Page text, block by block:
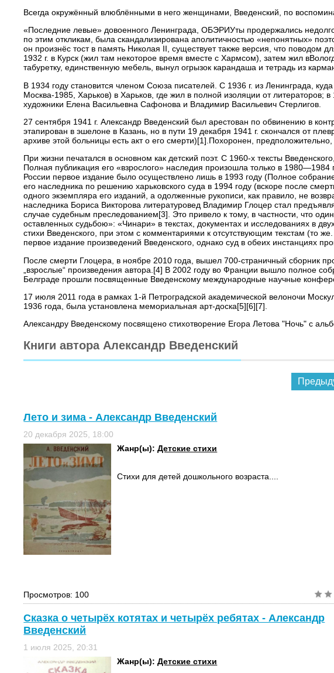
Всегда окружённый влюблёнными в него женщинами, Введенский, по
«Последние левые» довоенного Ленинграда, ОБЭРИУты продержались
по этим откликам, была скандализирована аполитичностью «непонятных»
он произнёс тост в память Николая II, существует также версия, что
1932 г. в Курск (жил там некоторое время вместе с Хармсом), затем жил
табуретку, единственную мебель, вынул огрызок карандаша и тетрадь из
В 1934 году становится членом Союза писателей. С 1936 г. из Ленинграда,
Москва-1985, Харьков) в Харьков, где жил в полной изоляции от
художники Елена Васильевна Сафонова и Владимир Васильевич Стерлигов.
27 сентября 1941 г. Александр Введенский был арестован по обвинению в
этапирован в эшелоне в Казань, но в пути 19 декабря 1941 г. скончался от
архиве этой больницы есть акт о его смерти)[1].Похоронен,
При жизни печатался в основном как детский поэт. С 1960-х тексты
Полная публикация его «взрослого» наследия произошла только в
России первое издание было осуществлено лишь в 1993 году (Полное
его наследника по решению харьковского суда в 1994 году (вскоре после
одного экземпляра его изданий, а одолженные рукописи, как правило, не
наследника Бориса Викторова литературовед Владимир Глоцер стал
случае судебным преследованием[3]. Это привело к тому, в частности, что
оставленных судьбою»: «Чинари» в текстах, документах и исследованиях в
стихи Введенского, при этом с комментариями к отсутствующим текстам (то
первое издание произведений Введенского, однако суд в обеих инстанциях
После смерти Глоцера, в ноябре 2010 года, вышел 700-страничный сборник
„взрослые“ произведения автора.[4] В 2002 году во Франции вышло полное
Белграде прошли посвященные Введенскому международные научные
17 июля 2011 года в рамках 1-й Петроградской академической велоночи
1936 года, была установлена мемориальная арт-доска[5][6][7].
Александру Введенскому посвящено стихотворение Егора Летова "Ночь" с
Книги автора Александр Введенский
Лето и зима - Александр Введенский
20 декабря 2025, 18:00
Жанр(ы):Детские стихи
Стихи для детей дошкольного возраста....
Просмотров: 100
Сказка о четырёх котятах и четырёх ребятах - Александр
Введенский
1 июля 2025, 20:31
Жанр(ы):Детские стихи